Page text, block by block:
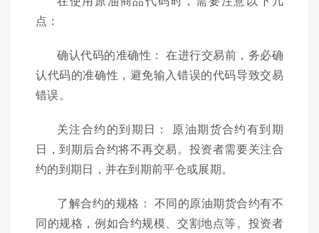
点：
确认代码的准确性： 在进行交易前，务必确
认代码的准确性，避免输入错误的代码导致交易
错误。
关注合约的到期日： 原油期货合约有到期
日，到期后合约将不再交易。投资者需要关注合
约的到期日，并在到期前平仓或展期。
了解合约的规格： 不同的原油期货合约有不
同的规格，例如合约规模、交割地点等。投资者